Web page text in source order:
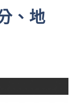
、地